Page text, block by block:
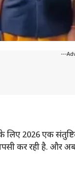
---
के लिए 2026 एक
कर रही है. और